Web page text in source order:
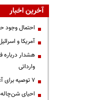
آخرین اخبار
احتمال وجود
آمریکا و
هشدار
وارداتی
۷ توصیه برای آغاز نویسندگی
احیای